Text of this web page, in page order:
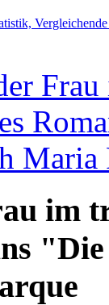
im